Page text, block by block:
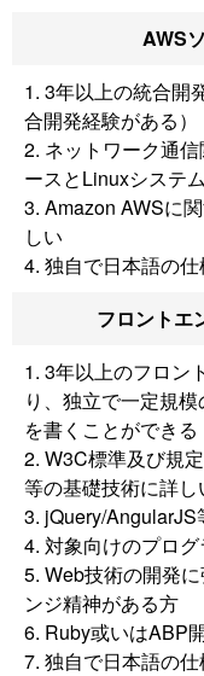
AWS
1. 3年以上の統合開
合開発経験がある）
2. ネットワーク通
ースとLinuxシステ
3. Amazon AWSに
しい
4. 独自で日本語の
フロントエ
1. 3年以上のフロン
り、独立で一定規
を書くことができる
2. W3C標準及び規
等の基礎技術に詳し
3. jQuery/
4. 対象向けのプロ
5. Web技術の開発
ンジ精神がある方
6. Ruby或いはABP
7. 独自で日本語の